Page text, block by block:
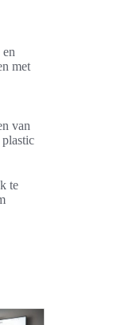
met
van
te